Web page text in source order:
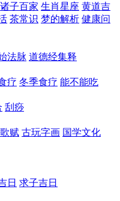
诸子百家 生肖星座 黄道吉
茶常识 梦的解析 健康问
法脉 道德经集释
疗 冬季食疗 能不能吃
刮痧
赋 古玩字画 国学文化
日 求子吉日